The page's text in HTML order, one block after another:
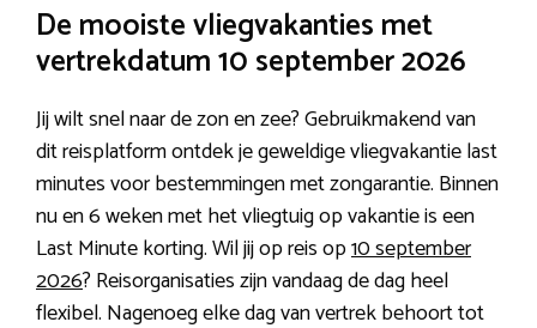
De mooiste vliegvakanties met
vertrekdatum 10 september 2026
Jij wilt snel naar de zon en zee? Gebruikmakend van
dit reisplatform ontdek je geweldige vliegvakantie last
minutes voor bestemmingen met zongarantie. Binnen
nu en 6 weken met het vliegtuig op vakantie is een
Last Minute korting. Wil jij op reis op10 september
2026? Reisorganisaties zijn vandaag de dag heel
flexibel. Nagenoeg elke dag van vertrek behoort tot